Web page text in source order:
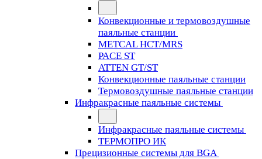
Конвекционные и термовоздушные
паяльные станции
METCAL HCT/MRS
PACE ST
ATTEN GT/ST
Конвекционные паяльные станции
Термовоздушные паяльные станции
Инфракрасные паяльные системы
Инфракрасные паяльные системы
ТЕРМОПРО ИК
Прецизионные системы для BGA